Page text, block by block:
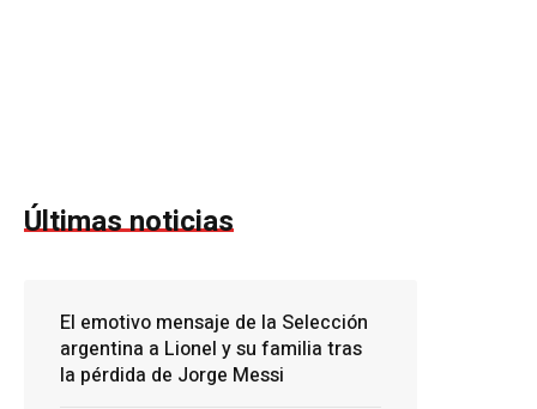
Últimas noticias
El emotivo mensaje de la Selección
argentina a Lionel y su familia tras
la pérdida de Jorge Messi